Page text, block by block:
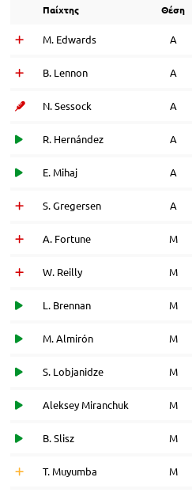
Παίχτης Θέση
M. Edwards Α
B. Lennon Α
N. Sessock Α
R. Hernández Α
E. Mihaj Α
S. Gregersen Α
A. Fortune Μ
W. Reilly Μ
L. Brennan Μ
M. Almirón Μ
S. Lobjanidze Μ
Aleksey Miranchuk Μ
B. Slisz Μ
T. Muyumba Μ